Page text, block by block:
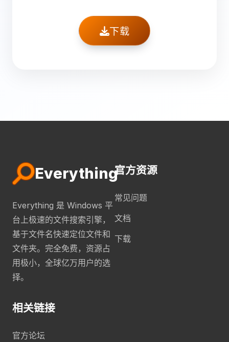
下载
Everything
Everything 是 Windows 平
台上极速的文件搜索引擎，
基于文件名快速定位文件和
文件夹。完全免费，资源占
用极小，全球亿万用户的选
择。
官方资源
常见问题
文档
下载
相关链接
官方论坛